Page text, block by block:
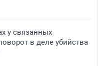
у связанных
в деле убийства